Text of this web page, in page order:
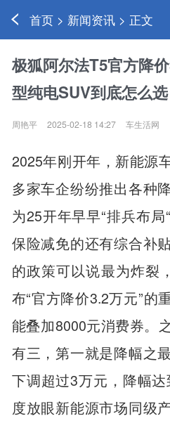
首页 > 新闻资讯 > 正文
极狐阿尔法T5官方降
型纯电SUV到底怎么选
周艳平 2025-02-18 14:27 车生活网
2025年刚开年，新能源
多家车企纷纷推出各种
为25开年早早“排兵布
保险减免的还有综合补
的政策可以说最为炸裂
布“官方降价3.2万元”的
能叠加8000元消费券。
有三，第一就是降幅之
下调超过3万元，降幅
度放眼新能源市场同级